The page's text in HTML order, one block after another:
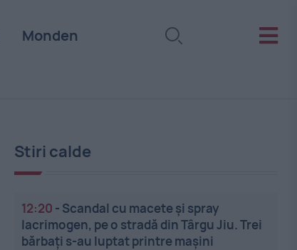
Monden
Stiri calde
12:20 - Scandal cu macete și spray
lacrimogen, pe o stradă din Târgu Jiu. Trei
bărbați s-au luptat printre mașini